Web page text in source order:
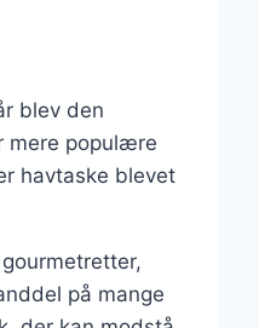
blev den
mere populære
havtaske blevet
på mange